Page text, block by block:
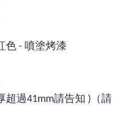
色 - 噴塗烤漆
超過41mm請告知 )（請